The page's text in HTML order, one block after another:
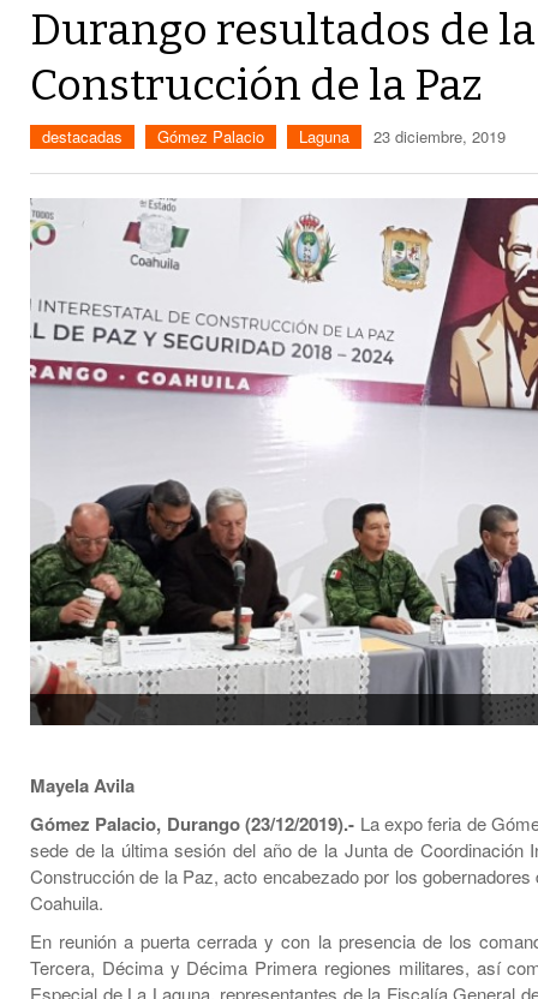
Durango resultados de
Construcción de la Paz
destacadas Gómez Palacio Laguna 23 diciembre, 2019
Mayela Avila
Gómez Palacio, Durango (23/12/2019).- La expo feria de
sede de la última sesión del año de la Junta de Coordinación
Construcción de la Paz, acto encabezado por los gobernadores
Coahuila.
En reunión a puerta cerrada y con la presencia de los
Tercera, Décima y Décima Primera regiones militares, así
Especial de La Laguna, representantes de la Fiscalía General